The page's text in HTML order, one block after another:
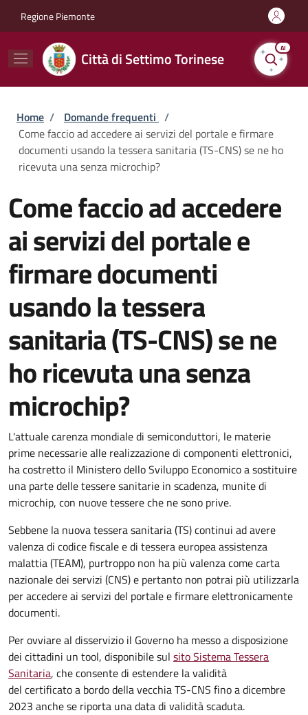
Regione Piemonte
Città di Settimo Torinese
AI
Briciole di pane
Home / Domande frequenti /
Come faccio ad accedere ai servizi del portale e firmare
documenti usando la tessera sanitaria (TS-CNS) se ne ho
ricevuta una senza microchip?
Come faccio ad accedere
ai servizi del portale e
firmare documenti
usando la tessera
sanitaria (TS-CNS) se ne
ho ricevuta una senza
microchip?
L'attuale carenza mondiale di semiconduttori, le materie
prime necessarie alle realizzazione di componenti elettronici,
ha costretto il Ministero dello Sviluppo Economico a sostituire
una parte delle tessere sanitarie in scadenza, munite di
microchip, con nuove tessere che ne sono prive.
Sebbene la nuova tessera sanitaria (TS) continui ad avere
valenza di codice fiscale e di tessera europea assistenza
malattia (TEAM), purtroppo non ha più valenza come carta
nazionale dei servizi (CNS) e pertanto non potrai più utilizzarla
per accedere ai servizi del portale e firmare elettronicamente
documenti.
Per ovviare al disservizio il Governo ha messo a disposizione
dei cittadini un tool, disponibile sul sito Sistema Tessera
Sanitaria, che consente di estendere la validità
del certificato a bordo della vecchia TS-CNS fino a dicembre
2023 anche se riporta una data di validità scaduta.